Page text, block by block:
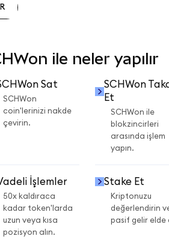
ile neler yapılır
Sat
SCHWon
coin'lerinizi nakde
çevirin.
SCHWon
Et
SCHWon ile
blokzincirleri
arasında işlem
yapın.
İşlemler
50x kaldıraca
kadar token'larda
uzun veya kısa
pozisyon alın.
Stake Et
Kriptonuzu
değerlendirin
pasif gelir elde